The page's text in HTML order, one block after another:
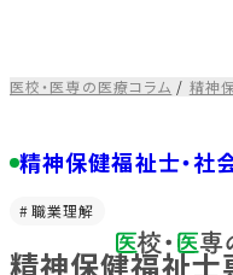
テ
ン
を
ス
キ
プ
医校・医専の医療コラム / 精神
精神保健福祉士・社
職業理解
精神保健福祉士